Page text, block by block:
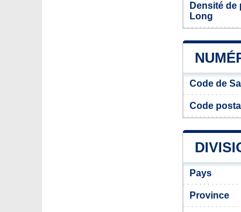
Densité de
Long
Code de
Code
Pays
Province